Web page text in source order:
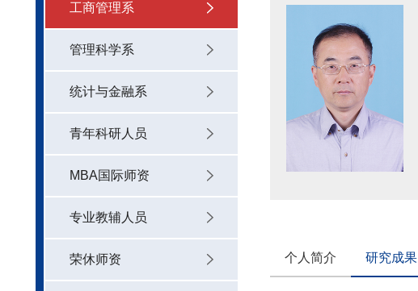
工商管理系
管理科学系
统计与金融系
青年科研人员
MBA国际师资
专业教辅人员
荣休师资 个人简介 研究成果